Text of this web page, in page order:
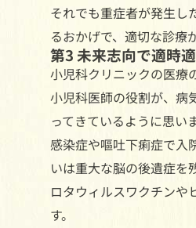
それでも重症者が発生し
るおかげで、適切な診療
第3 未来志向で適時
小児科クリニックの医療
小児科医師の役割が、病
ってきているように思いま
感染症や嘔吐下痢症で入
いは重大な脳の後遺症を
ロタウィルスワクチンや
す。